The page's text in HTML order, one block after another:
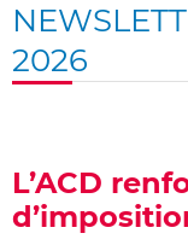
2026
L’ACD